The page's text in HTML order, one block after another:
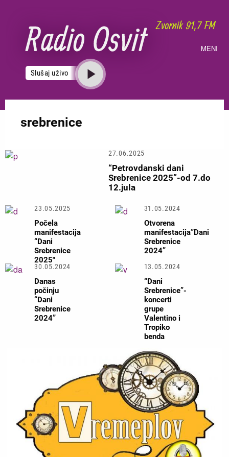
sadržaj
MENI
Slušaj uživo
srebrenice
27.06.2025
“Petrovdanski dani
Srebrenice 2025”-od 7.do
12.jula
23.05.2025
Počela
manifestacija
“Dani
Srebrenice
2025"
31.05.2024
Otvorena
manifestacija”Dani
Srebrenice
2024”
30.05.2024
Danas
počinju
“Dani
Srebrenice
2024”
13.05.2024
“Dani
Srebrenice”-
koncerti
grupe
Valentino i
Tropiko
benda